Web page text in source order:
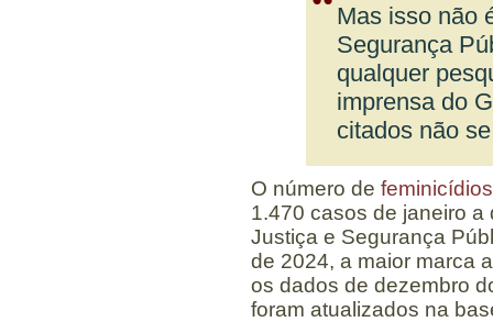
Mas isso não
Segurança
qualquer
imprensa do
citados não
O número de
1.470 casos de janeiro a
Justiça e Segurança
de 2024, a maior marca
os dados de dezembro
foram atualizados na